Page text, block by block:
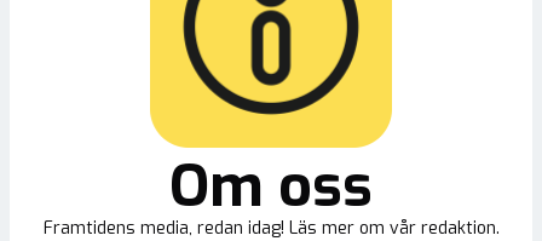
Om oss
Framtidens media, redan idag! Läs mer om vår redaktion.